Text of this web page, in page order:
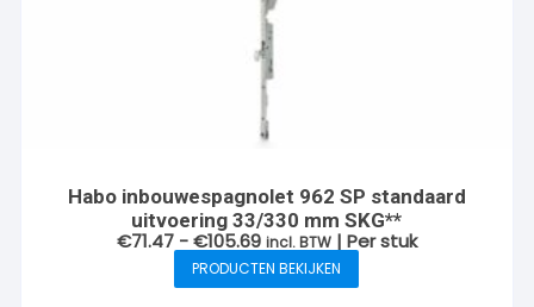
Habo inbouwespagnolet 962 SP standaard
uitvoering 33/330 mm SKG**
€71.47 -€105.69Prijsklasse:
€71.47
tot
€105.69
incl. BTW | Per stuk
PRODUCTEN BEKIJKEN